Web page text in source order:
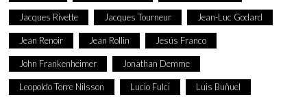
Jacques Rivette Jacques Tourneur Jean-Luc Godard
Jean Renoir Jean Rollin Jesús Franco
John Frankenheimer Jonathan Demme
Leopoldo Torre Nilsson Lucio Fulci Luis Buñuel